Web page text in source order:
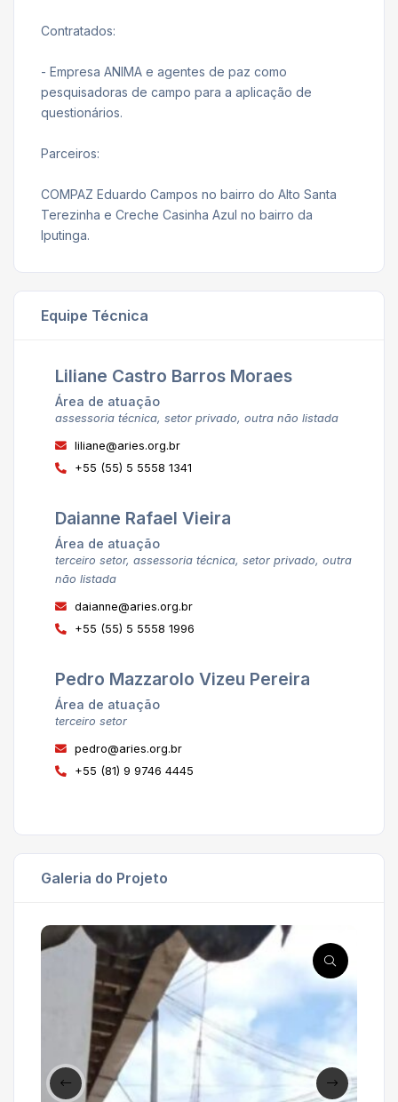
Contratados:
- Empresa ANIMA e agentes de paz como
pesquisadoras de campo para a aplicação de
questionários.
Parceiros:
COMPAZ Eduardo Campos no bairro do Alto Santa
Terezinha e Creche Casinha Azul no bairro da
Iputinga.
Equipe Técnica
Liliane Castro Barros Moraes
Área de atuação
assessoria técnica, setor privado, outra não listada
liliane@aries.org.br
+55 (55) 5 5558 1341
Daianne Rafael Vieira
Área de atuação
terceiro setor, assessoria técnica, setor privado, outra
não listada
daianne@aries.org.br
+55 (55) 5 5558 1996
Pedro Mazzarolo Vizeu Pereira
Área de atuação
terceiro setor
pedro@aries.org.br
+55 (81) 9 9746 4445
Galeria do Projeto